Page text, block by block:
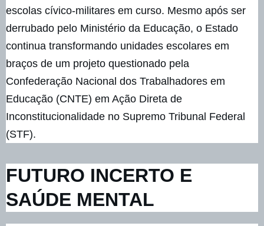
escolas cívico-militares em curso. Mesmo após ser
derrubado pelo Ministério da Educação, o Estado
continua transformando unidades escolares em
braços de um projeto questionado pela
Confederação Nacional dos Trabalhadores em
Educação (CNTE) em Ação Direta de
Inconstitucionalidade no Supremo Tribunal Federal
(STF).
FUTURO INCERTO E
SAÚDE MENTAL